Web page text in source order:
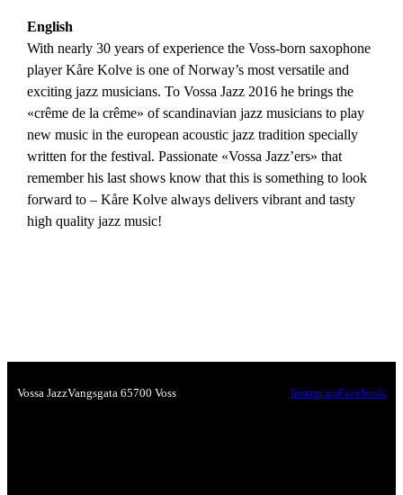
English
With nearly 30 years of experience the Voss-born saxophone
player Kåre Kolve is one of Norway’s most versatile and
exciting jazz musicians. To Vossa Jazz 2016 he brings the
«crême de la crême» of scandinavian jazz musicians to play
new music in the european acoustic jazz tradition specially
written for the festival. Passionate «Vossa Jazz’ers» that
remember his last shows know that this is something to look
forward to – Kåre Kolve always delivers vibrant and tasty
high quality jazz music!
Vossa JazzVangsgata 65700 Voss InstagramFacebook